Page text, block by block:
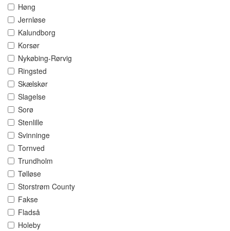
Høng
Jernløse
Kalundborg
Korsør
Nykøbing-Rørvig
Ringsted
Skælskør
Slagelse
Sorø
Stenlille
Svinninge
Tornved
Trundholm
Tølløse
Storstrøm County
Fakse
Fladså
Holeby